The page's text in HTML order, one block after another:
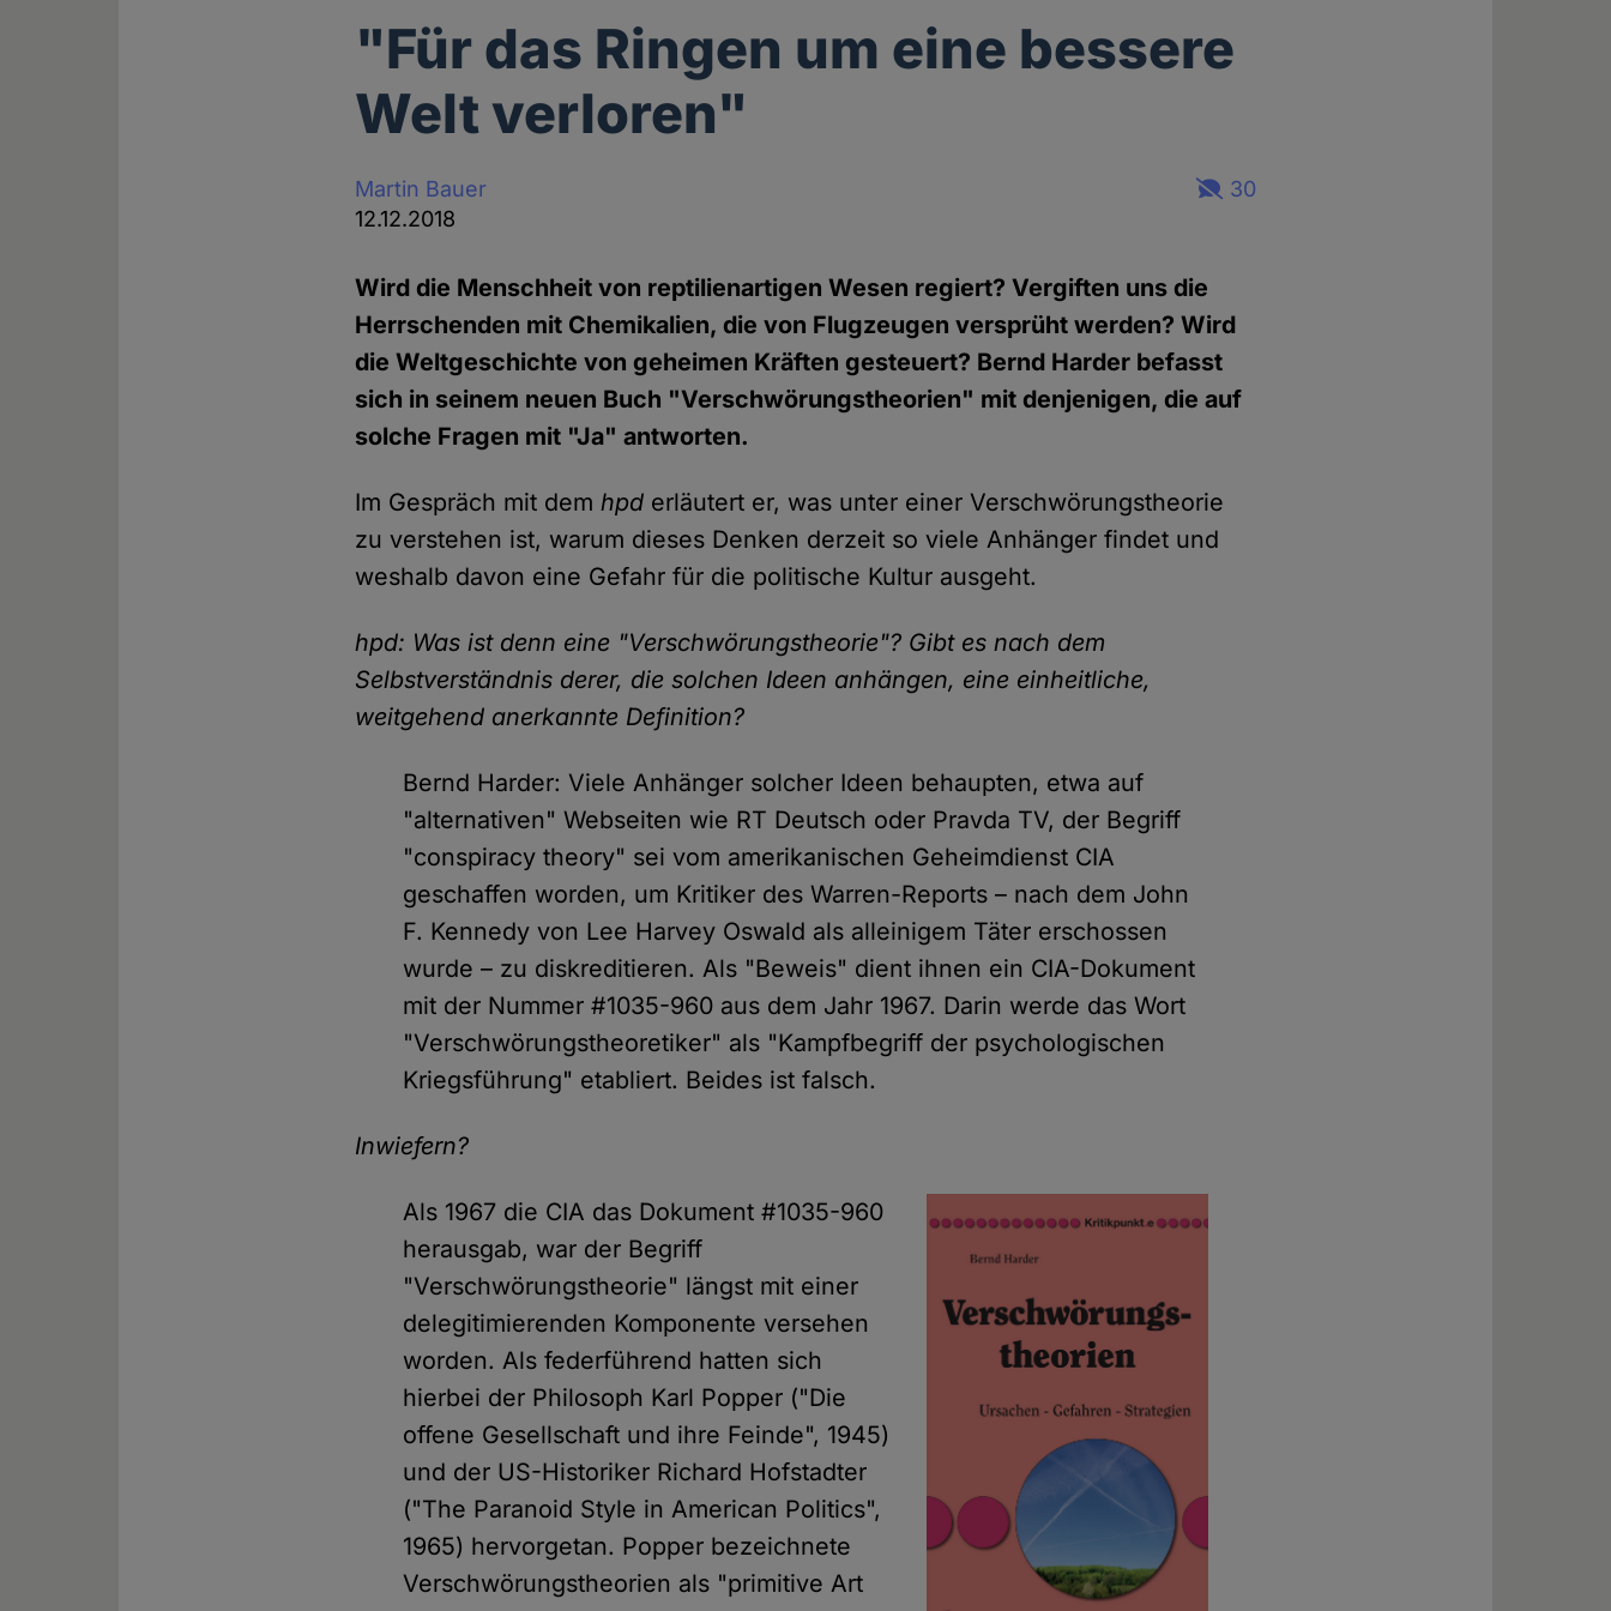
"Für das Ringen um eine bessere
Welt verloren"
Martin Bauer
12.12.2018
30
Wird die Menschheit von reptilienartigen Wesen regiert? Vergiften uns die
Herrschenden mit Chemikalien, die von Flugzeugen versprüht werden? Wird
die Weltgeschichte von geheimen Kräften gesteuert? Bernd Harder befasst
sich in seinem neuen Buch "Verschwörungstheorien" mit denjenigen, die auf
solche Fragen mit "Ja" antworten.
Im Gespräch mit dem hpd erläutert er, was unter einer Verschwörungstheorie
zu verstehen ist, warum dieses Denken derzeit so viele Anhänger findet und
weshalb davon eine Gefahr für die politische Kultur ausgeht.
hpd: Was ist denn eine "Verschwörungstheorie"? Gibt es nach dem
Selbstverständnis derer, die solchen Ideen anhängen, eine einheitliche,
weitgehend anerkannte Definition?
Bernd Harder: Viele Anhänger solcher Ideen behaupten, etwa auf
"alternativen" Webseiten wie RT Deutsch oder Pravda TV, der Begriff
"conspiracy theory" sei vom amerikanischen Geheimdienst CIA
geschaffen worden, um Kritiker des Warren-Reports – nach dem John
F. Kennedy von Lee Harvey Oswald als alleinigem Täter erschossen
wurde – zu diskreditieren. Als "Beweis" dient ihnen ein CIA-Dokument
mit der Nummer #1035-960 aus dem Jahr 1967. Darin werde das Wort
"Verschwörungstheoretiker" als "Kampfbegriff der psychologischen
Kriegsführung" etabliert. Beides ist falsch.
Inwiefern?
Als 1967 die CIA das Dokument #1035-960
herausgab, war der Begriff
"Verschwörungstheorie" längst mit einer
delegitimierenden Komponente versehen
worden. Als federführend hatten sich
hierbei der Philosoph Karl Popper ("Die
offene Gesellschaft und ihre Feinde", 1945)
und der US-Historiker Richard Hofstadter
("The Paranoid Style in American Politics",
1965) hervorgetan. Popper bezeichnete
Verschwörungstheorien als "primitive Art